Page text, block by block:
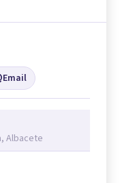
Email
Albacete